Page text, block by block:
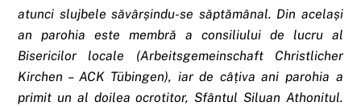
atunci slujbele săvârșindu-se săptămânal. Din același
an parohia este membră a consiliului de lucru al
Bisericilor locale (Arbeitsgemeinschaft Christlicher
Kirchen – ACK Tübingen), iar de câțiva ani parohia a
primit un al doilea ocrotitor, Sfântul Siluan Athonitul.